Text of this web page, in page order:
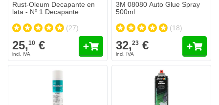
Rust-Oleum Decapante en
lata - Nº 1 Decapante
(27)
25,10 €
3M 08080 Auto Glue Spray
500ml
(18)
32,23 €